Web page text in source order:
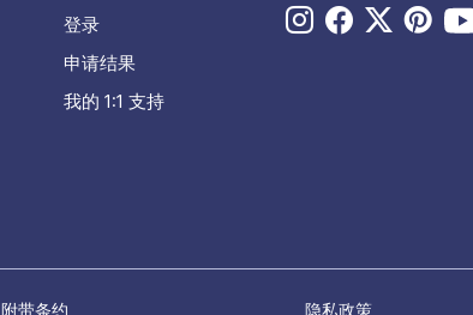
登录
申请结果
我的 1:1 支持
附带条约 隐私政策